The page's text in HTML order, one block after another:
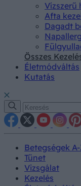
Vízszerű
Afta
Dagadt
Összes
Életmódváltás
Kutatás
Betegségek
Tünet
Vizsgálat
Kezelés